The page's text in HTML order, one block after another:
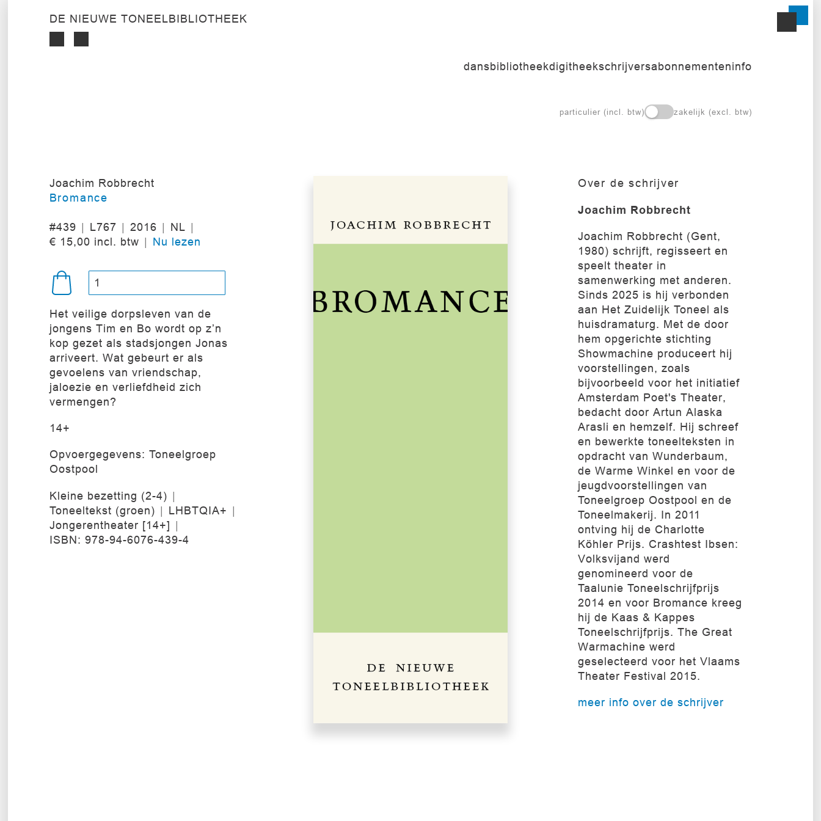
DE NIEUWE TONEELBIBLIOTHEEK
dansbibliotheekdigitheekschrijversabonnementeninfo
particulier (incl. btw) zakelijk (excl. btw)
Joachim Robbrecht
Bromance
#439 L767 2016
NL
€ 15,00 incl. btw
Nu lezen
Het veilige dorpsleven van de
jongens Tim en Bo wordt op z’n
kop gezet als stadsjongen Jonas
arriveert. Wat gebeurt er als
gevoelens van vriendschap,
jaloezie en verliefdheid zich
vermengen?
14+
Opvoergegevens: Toneelgroep
Oostpool
Kleine bezetting (2-4)
Toneeltekst (groen)
LHBTQIA+
Jongerentheater [14+]
ISBN: 978-94-6076-439-4
Over de schrijver
Joachim Robbrecht
Joachim Robbrecht (Gent,
1980) schrijft, regisseert en
speelt theater in
samenwerking met anderen.
Sinds 2025 is hij verbonden
aan Het Zuidelijk Toneel als
huisdramaturg. Met de door
hem opgerichte stichting
Showmachine produceert hij
voorstellingen, zoals
bijvoorbeeld voor het initiatief
Amsterdam Poet's Theater,
bedacht door Artun Alaska
Arasli en hemzelf. Hij schreef
en bewerkte toneelteksten in
opdracht van Wunderbaum,
de Warme Winkel en voor de
jeugdvoorstellingen van
Toneelgroep Oostpool en de
Toneelmakerij. In 2011
ontving hij de Charlotte
Köhler Prijs. Crashtest Ibsen:
Volksvijand werd
genomineerd voor de
Taalunie Toneelschrijfprijs
2014 en voor Bromance kreeg
hij de Kaas & Kappes
Toneelschrijfprijs. The Great
Warmachine werd
geselecteerd voor het Vlaams
Theater Festival 2015.
meer info over de schrijver